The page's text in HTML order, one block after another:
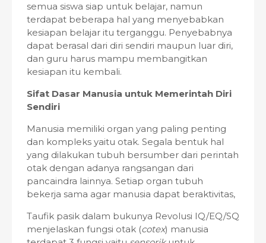
semua siswa siap untuk belajar, namun
terdapat beberapa hal yang menyebabkan
kesiapan belajar itu terganggu. Penyebabnya
dapat berasal dari diri sendiri maupun luar diri,
dan guru harus mampu membangitkan
kesiapan itu kembali.
Sifat Dasar Manusia untuk Memerintah Diri
Sendiri
Manusia memiliki organ yang paling penting
dan kompleks yaitu otak. Segala bentuk hal
yang dilakukan tubuh bersumber dari perintah
otak dengan adanya rangsangan dari
pancaindra lainnya. Setiap organ tubuh
bekerja sama agar manusia dapat beraktivitas,
Taufik pasik dalam bukunya Revolusi IQ/EQ/SQ
menjelaskan fungsi otak (cotex) manusia